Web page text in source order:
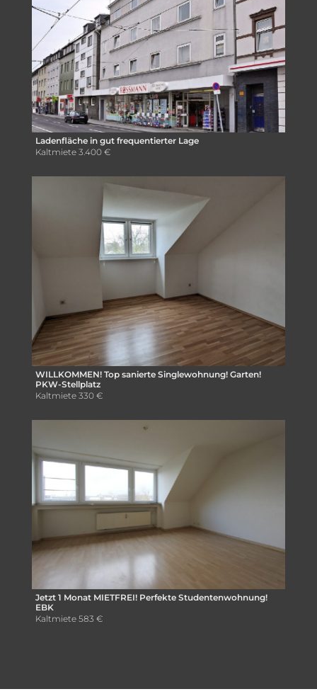
Ladenfläche in gut frequentierter Lage
Kaltmiete 3.400 €
WILLKOMMEN! Top sanierte Singlewohnung! Garten!
PKW-Stellplatz
Kaltmiete 330 €
Jetzt 1 Monat MIETFREI! Perfekte Studentenwohnung!
EBK
Kaltmiete 583 €